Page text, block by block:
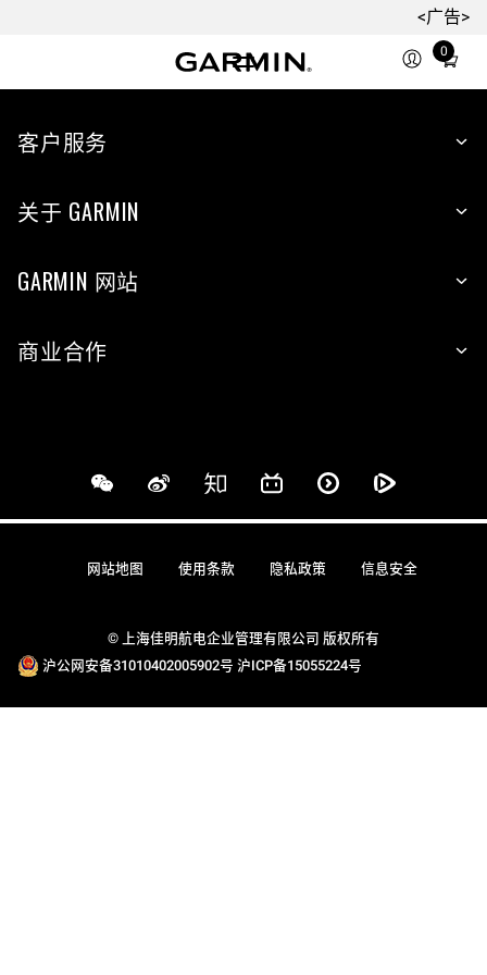
<广告>
0
Total
客户服务
关于 GARMIN
GARMIN 网站
商业合作
© 上海佳明航电企业管理有限公司 版权所有
沪公网安备31010402005902号 沪ICP备15055224号
网站地图 使用条款 隐私政策 信息安全